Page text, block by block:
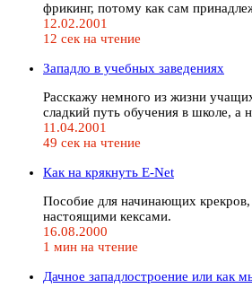
фрикинг, потому как сам
12.02.2001
12 сек на чтение
Западло в учебных заведениях
Расскажу немного из жизни
сладкий путь обучения в школе, а
11.04.2001
49 сек на чтение
Как на крякнуть Е-Net
Пособие для начинающих крекров,
настоящими кексами.
16.08.2000
1 мин на чтение
Дачное западлостроение или как